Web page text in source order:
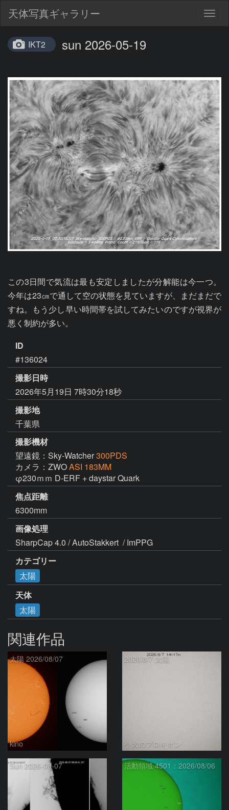
天体写真ギャラリー
IKT2 sun 2026-05-19
この3日間で気流は最も安定しましたが分解能は今一つ。
今年は23㎝で通して空の状態を見ていますが、まだまだで
すね。もう少し早い時間帯を試してみたいのですが視界が
悪く制約が多い。
ID
#136024
撮影日時
2026年5月19日 7時30分18秒
撮影地
千葉県
撮影機材
望遠鏡：Sky-Watcher300PDS
カメラ：ZWOASI 183MM
φ230ｍｍ D-ERF + daystar Quark
焦点距離
6300mm
画像処理
SharpCap 4.0 / AutoStakkert  / ImPPG
カテゴリー
太陽
天体
太陽
関連作品
太陽 2026/08/07
kino
2026/8/7 太陽
小犬のプロキオン
Sun 2026-08-07 活動領域 4501：2026/08/06